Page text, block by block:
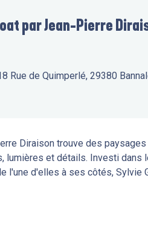
par Jean-Pierre
Rue de Quimperlé, 29380
Diraison trouve des
lumières et détails. Investi dans
l'une d'elles à ses côtés, Sylvie